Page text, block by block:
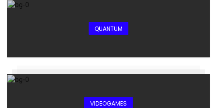
QUANTUM
VIDEOGAMES